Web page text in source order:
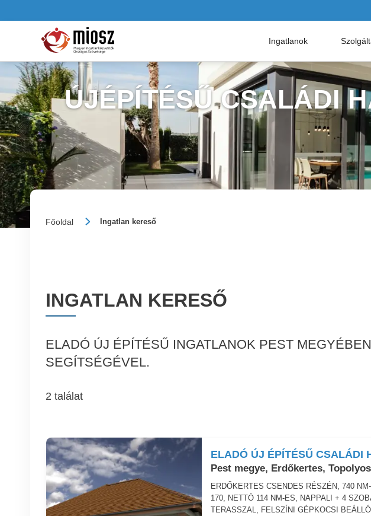
Ingatlanok
ÚJÉPÍTÉSŰ CSALÁDI
Főoldal Ingatlan kereső
INGATLAN KERESŐ
ELADÓ ÚJ ÉPÍTÉSŰ INGATLANOK PEST
SEGÍTSÉGÉVEL.
2 találat
ELADÓ ÚJ ÉPÍTÉSŰ CSALÁDI
Pest megye, Erdőkertes, Topolyos
ERDŐKERTES CSENDES RÉSZÉN, 740
170, NETTÓ 114 NM-ES, NAPPALI + 4
TERASSZAL, FELSZÍNI GÉPKOCSI